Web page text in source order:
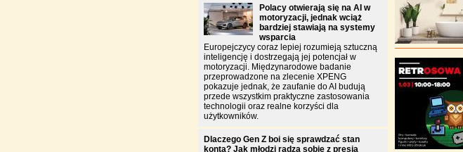
Polacy otwierają się na AI w
motoryzacji, jednak wciąż
bardziej stawiają na systemy
wsparcia
Europejczycy coraz lepiej rozumieją sztuczną
inteligencję i dostrzegają jej potencjał w
motoryzacji. Międzynarodowe badanie
przeprowadzone na zlecenie XPENG
pokazuje jednak, że zaufanie do AI budują
przede wszystkim praktyczne zastosowania
technologii oraz realne korzyści dla
użytkowników.
Dlaczego Gen Z boi się sprawdzać stan
konta? Jak młodzi radzą sobie z presją